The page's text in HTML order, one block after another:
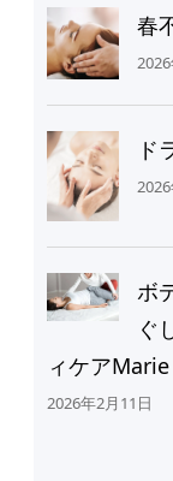
春
ド
ボ
ぐ
ィケア
2026年2月11日